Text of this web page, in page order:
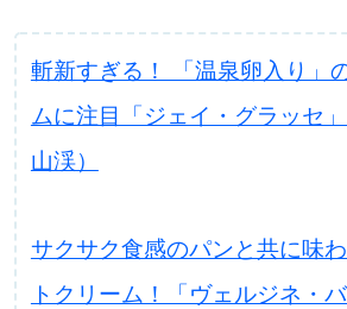
斬新すぎる！ 「温泉卵入り」
ムに注目「ジェイ・グラッセ
山渓）
サクサク食感のパンと共に味
トクリーム！「ヴェルジネ・